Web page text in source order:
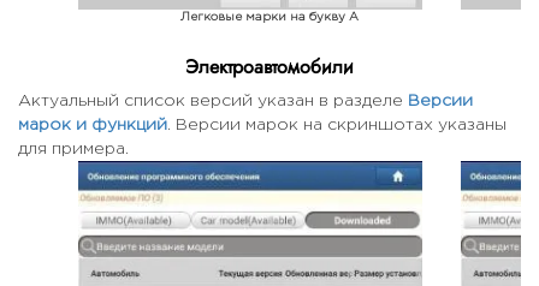
Легковые марки на букву A
Электроавтомобили
Актуальный список версий указан в разделе Версии
марок и функций . Версии марок на скриншотах указаны
для примера.